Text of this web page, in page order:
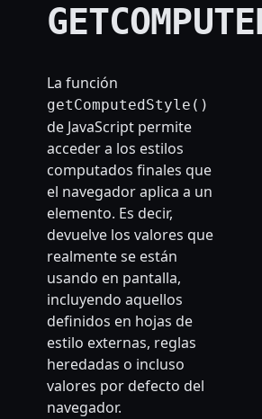
La función
getComputedStyle()
de JavaScript permite
acceder a los estilos
computados finales que
el navegador aplica a un
elemento. Es decir,
devuelve los valores que
realmente se están
usando en pantalla,
incluyendo aquellos
definidos en hojas de
estilo externas, reglas
heredadas o incluso
valores por defecto del
navegador.